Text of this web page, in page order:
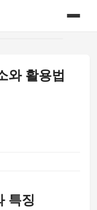
와 활용법
특징